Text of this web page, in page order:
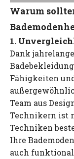
Warum
1.
Dank
Fähigkeiten
Team aus
Technikern ist
Techniken
Ihre
auch